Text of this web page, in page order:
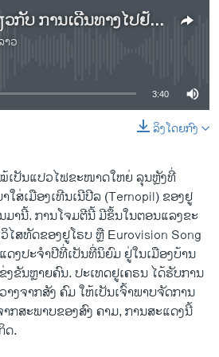
ເຊີນຟັງລາຍງານກ່ຽວກັບ ການເດີນທາງໄປຢ້ຽມຢາມເຢຍຣະມັນຂອງທ່ານເຊເລັນສກີ ລຸນຫຼັງປະເທດດັ່ງກ່າວປະກາດໃຫ້ການຊ່ວຍເຫຼືອຊຸດໃໝ່.
າວ currently available
3:40
ລິງໂດຍກົງ
ເປັນແປວໄຟຂະໜາດໃຫຍ່ ລຸນຫຼັງທີ່
ໃສ່ເມືອງເທີນເນີປີລ (Ternopil) ຂອງຢູ
ມານີ້. ການໂຈມຕີນີ້ ມີ​ຂຶ້ນໃນຕອນແລງຂະ​
ສ​ທັດ​ຂອງ​ຢູ​ໂຣບ ​ຫຼື Eurovision Song
ດງປະຈໍາປີທີ່ເປັນທີ່ນິຍົມ ຢູ່ໃນເມືອງບ້ານ
ງຂັນຫຼາຍຄົນ. ປະເທດຢູເຄຣນ ໄດ້ຮັບການ
ງຈາກສັງ ຄົມ ໃຫ້ເປັນເຈົ້າພາບຈັດການ
ກສະພາບຂອງສົງ ຄາມ, ການສະແດງນີ້
ດ.